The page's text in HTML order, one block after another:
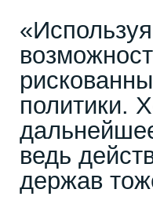
политики.
ведь
держав